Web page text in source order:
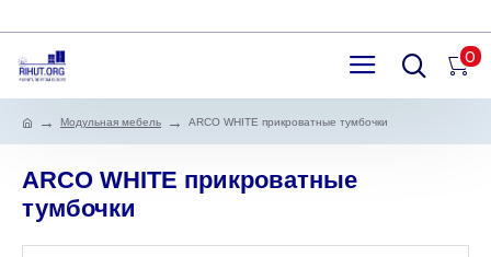
0
Модульная мебель ARCO WHITE прикроватные тумбочки
ARCO WHITE прикроватные
тумбочки